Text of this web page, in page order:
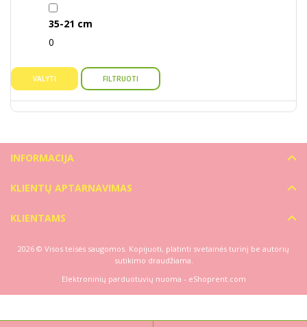
35-21 cm
0
VALYTI FILTRUOTI
INFORMACIJA
KLIENTŲ APTARNAVIMAS
KLIENTAMS
2026 © Visos teisės saugomos. Kopijuoti, platinti svetainės turinį be autorių
sutikimo draudžiama.
Elektroninių parduotuvių nuoma - eShoprent.com